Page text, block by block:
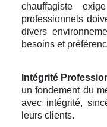
chauffagiste
professionnels
divers
besoins et
Intégrité
un fondement du
avec intégrité,
leurs clients.